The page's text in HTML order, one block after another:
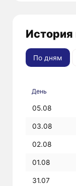
История
По дням
День
05.08
03.08
02.08
01.08
31.07